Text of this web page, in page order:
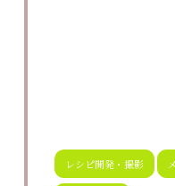
レシピ開発・撮影